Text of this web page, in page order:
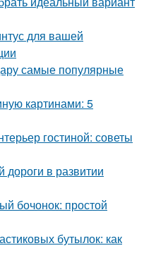
для вашей
самые популярные
картинами: 5
гостиной: советы
дороги в развитии
бочонок: простой
бутылок: как